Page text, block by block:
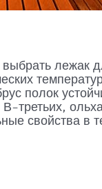
лежак
полок
третьих,
свойства в